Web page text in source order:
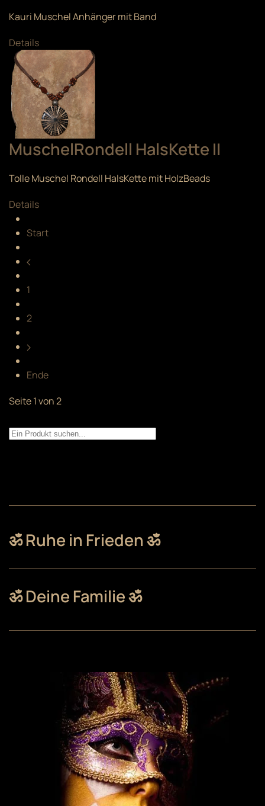
Kauri Muschel Anhänger mit Band
Details
MuschelRondell HalsKette II
Tolle Muschel Rondell HalsKette mit HolzBeads
Details
Start
1
2
Ende
Seite 1 von 2
ॐ Ruhe in Frieden ॐ
ॐ Deine Familie ॐ